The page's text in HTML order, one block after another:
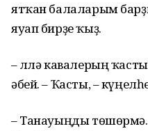
ятҡан балаларым
яуап бирҙе ҡыҙ.
– Әллә кавалерың
әбей. – Ҡасты, –
– Танауыңды